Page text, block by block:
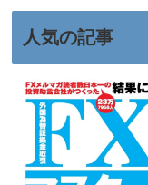
人気の記事